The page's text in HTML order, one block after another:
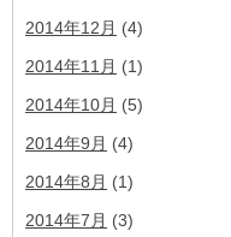
2014年12月 (4)
2014年11月 (1)
2014年10月 (5)
2014年9月 (4)
2014年8月 (1)
2014年7月 (3)